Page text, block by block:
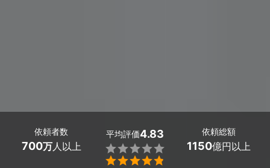
依頼者数
700万人以上
平均評価4.83


依頼総額
1150億円以上